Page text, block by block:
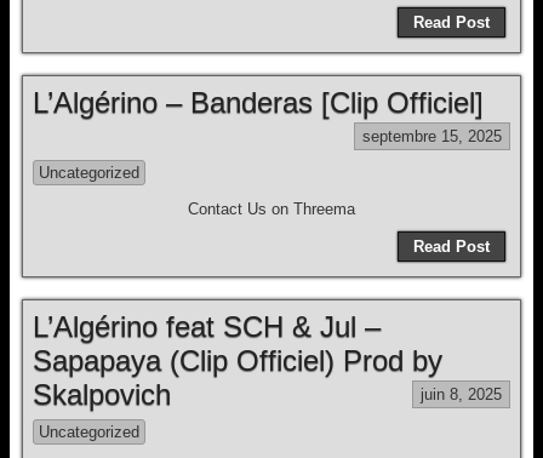
Read Post
L’Algérino – Banderas [Clip Officiel]
septembre 15, 2025
Uncategorized
Contact Us on Threema
Read Post
L’Algérino feat SCH & Jul –
Sapapaya (Clip Officiel) Prod by
Skalpovich
juin 8, 2025
Uncategorized